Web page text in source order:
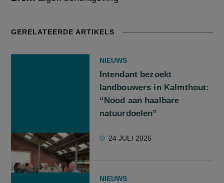
GERELATEERDE ARTIKELS
NIEUWS
Intendant bezoekt
landbouwers in Kalmthout:
“Nood aan haalbare
natuurdoelen”
24 JULI 2026
NIEUWS